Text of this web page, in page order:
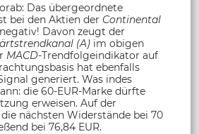
Das übergeordnete
bei den Aktien der Continental
Davon zeugt der
(A) im obigen
MACD-Trendfolgeindikator auf
hat ebenfalls
generiert. Was indes
die 60-EUR-Marke dürfte
erweisen. Auf der
nächsten Widerstände bei 70
bei 76,84 EUR.